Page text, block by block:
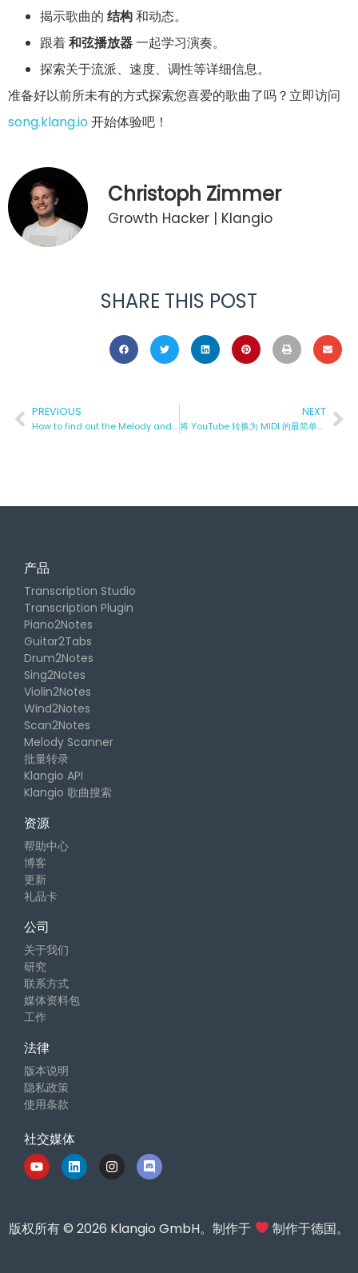
揭示歌曲的 结构和动态。
跟着和弦播放器一起学习演奏。
探索关于流派、速度、调性等详细信息。
准备好以前所未有的方式探索您喜爱的歌曲了吗？立即访问
song.klang.io开始体验吧！
Christoph Zimmer
Growth Hacker | Klangio
SHARE THIS POST
PREVIOUS
How to find out the Melody and Lyrics of Singing automatically
NEXT
将 YouTube 转换为 MIDI 的最简单和最可靠方式
产品
Transcription Studio
Transcription Plugin
Piano2Notes
Guitar2Tabs
Drum2Notes
Sing2Notes
Violin2Notes
Wind2Notes
Scan2Notes
Melody Scanner
批量转录
Klangio API
Klangio 歌曲搜索
资源
帮助中心
博客
更新
礼品卡
公司
关于我们
研究
联系方式
媒体资料包
工作
法律
版本说明
隐私政策
使用条款
社交媒体
版权所有 © 2026 Klangio GmbH。制作于 制作于德国。